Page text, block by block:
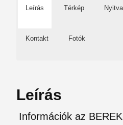
Leírás Térkép
Kontakt Fotók
Leírás
Információk az